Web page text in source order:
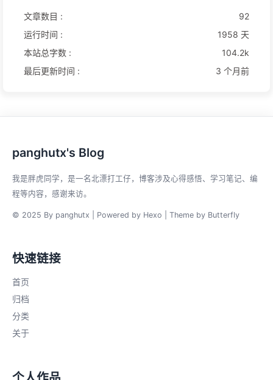
文章数目 :
92
运行时间 :
1958 天
本站总字数 :
104.2k
最后更新时间 :
3 个月前
panghutx's Blog
我是胖虎同学，是一名北漂打工仔，博客涉及心得感悟、学习笔记、编
程等内容，感谢来访。
© 2025 By panghutx | Powered by Hexo | Theme by Butterfly
快速链接
首页
归档
分类
关于